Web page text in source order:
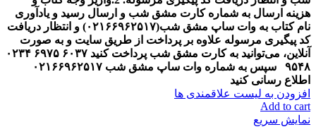
هزینه ارسال به شماره کارت مشق شب و ارسال رسید و یادآوری
نام کتاب به وات ساپ مشق شب(۰۲۱۶۶۹۶۲۵۱۷) و انتظار دریافت
کد پیگیری مرسوله علاوه بر پرداخت از طریق سایت و به صورت
آنلاین، می‌توانید به کارت مشق شب پرداخت کنید ۶۰۳۷ ۶۹۷۵ ۰۲۳۴
۹۵۴۸
سپس به شماره وات ساپ مشق شب ۰۲۱۶۶۹۶۲۵۱۷
اطلاع رسانی کنید
افزودن به لیست علاقمندی ها
Add to cart
نمایش سریع